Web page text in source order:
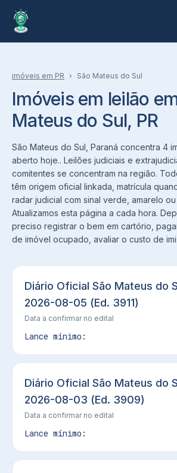
imóveis em PR › São Mateus do Sul
Imóveis em leilão
Mateus do Sul, PR
São Mateus do Sul, Paraná concentra 4
aberto hoje.. Leilões judiciais e
comitentes se concentram na região.
têm origem oficial linkada, matrícula
radar judicial com sinal verde, amarelo
Atualizamos esta página a cada hora.
preciso registrar o bem em cartório,
de imóvel ocupado, avaliar o custo de
Diário Oficial São Mateus do
2026-08-05 (Ed. 3911)
Data a confirmar no edital
Lance mínimo:
Diário Oficial São Mateus do
2026-08-03 (Ed. 3909)
Data a confirmar no edital
Lance mínimo: